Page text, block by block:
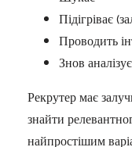
Підігріває
Проводить
Знов аналізує
Рекрутер має
знайти
найпростішим